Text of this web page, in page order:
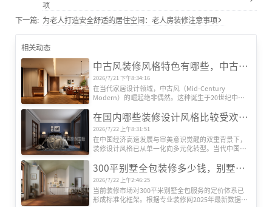
项
下一篇: 为老人打造安全舒适的居住空间：老人房装修注意事项
相关动态
中古风装修风格特色有哪些，中古风装修设计效果图
2026/7/21 下午8:34:16
在当代家居设计领域，中古风（Mid-Century
Modern）的崛起绝非偶然。这种诞生于20世纪中叶
全球范围内引发新一轮审美革命。其独特魅力源于对
功能主义的极致追求、对复古情怀的现代转译，以及
对人文精神的深度诠释，形成了一套完整的美学体
系。
在国内哪些装修设计风格比较受欢迎？
2026/7/22 上午8:31:51
在中国经济高速发展与审美意识觉醒的双重背景下，
装修设计风格已从单一化向多元化转型。当代中国家
能，转而追求空间美学、文化表达与生活方式的深度
契合。本文基于权威机构发布的市场数据及行业观
察，系统梳理当前国内六大主流装修设计风格及其核
心特征，揭示其流行背后的社会文化动因。
300平别墅全包装修多少钱，别墅全包装修公司推荐
2026/7/22 上午2:46:25
当前装修市场对300平米别墅全包服务的定价体系已
形成标准化框架。根据专业装修网2025年最新数据，